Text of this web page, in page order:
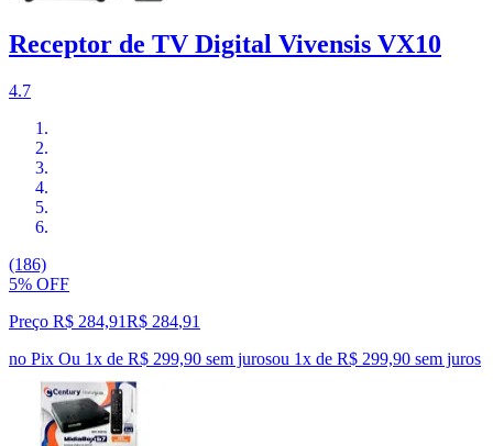
Receptor de TV Digital Vivensis VX10
4.7
(186)
5% OFF
Preço R$ 284,91R$ 284,91
no Pix Ou 1x de R$ 299,90 sem jurosou 1x de R$ 299,90 sem juros